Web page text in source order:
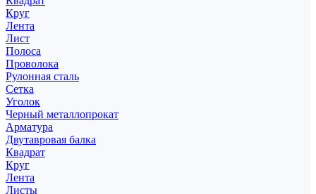
Круг
Лента
Лист
Полоса
Проволока
Рулонная сталь
Сетка
Уголок
Черный металлопрокат
Арматура
Двутавровая балка
Квадрат
Круг
Лента
Листы